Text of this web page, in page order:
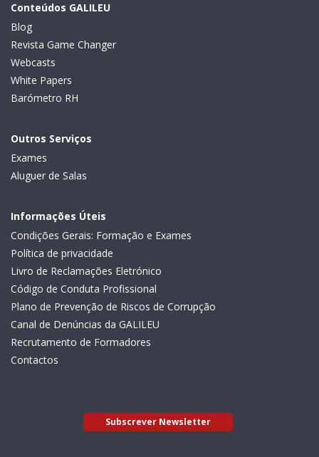
Conteúdos GALILEU
Blog
Revista Game Changer
Webcasts
White Papers
Barómetro RH
Outros Serviços
Exames
Aluguer de Salas
Informações Úteis
Condições Gerais: Formação e Exames
Política de privacidade
Livro de Reclamações Eletrónico
Código de Conduta Profissional
Plano de Prevenção de Riscos de Corrupção
Canal de Denúncias da GALILEU
Recrutamento de Formadores
Contactos
Subscrever Newsletter